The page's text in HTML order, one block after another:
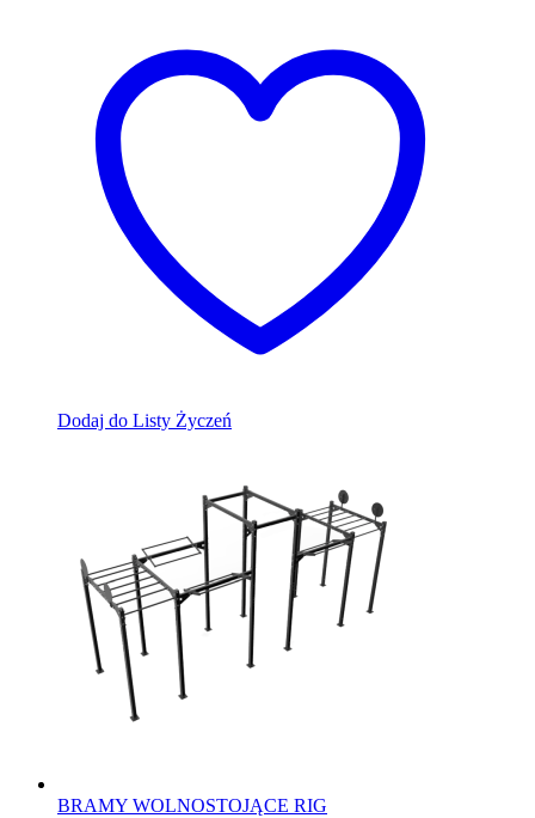
Dodaj do Listy Życzeń
BRAMY WOLNOSTOJĄCE RIG